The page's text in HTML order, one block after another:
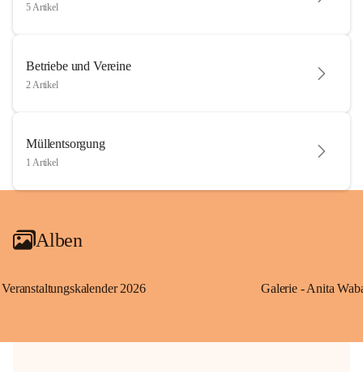
5 Artikel
Betriebe und Vereine
2 Artikel
Müllentsorgung
1 Artikel
Alben
Veranstaltungskalender 2026 Galerie - Anita